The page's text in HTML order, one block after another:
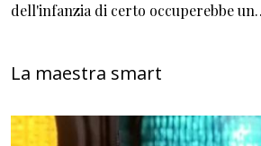
dell'infanzia di certo occuperebbe
La maestra smart